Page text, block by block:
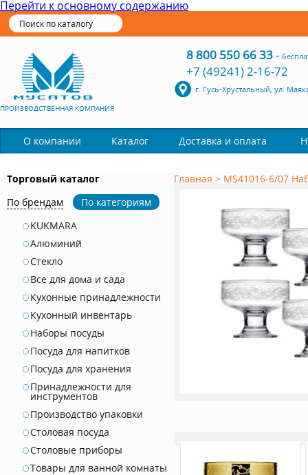
Перейти к основному содержанию
ПРОИЗВОДСТВЕННАЯ КОМПАНИЯ
8 800 550 66 33-
+7 (49241) 2-16-72
г. Гусь-Хрустальный, ул.
О компании Каталог Доставка и оплата
Торговый каталог
По брендам
По категориям
KUKMARA
Алюминий
Стекло
Все для дома и сада
Кухонные принадлежности
Кухонный инвентарь
Наборы посуды
Посуда для напитков
Посуда для хранения
Принадлежности для
инструментов
Производство упаковки
Столовая посуда
Столовые приборы
Товары для ванной комнаты
Главная > MS41016-6/07